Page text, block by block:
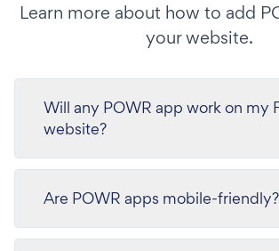
Learn more about how to add
your website.
Will any POWR app work on my
website?
Are POWR apps mobile-friendly?